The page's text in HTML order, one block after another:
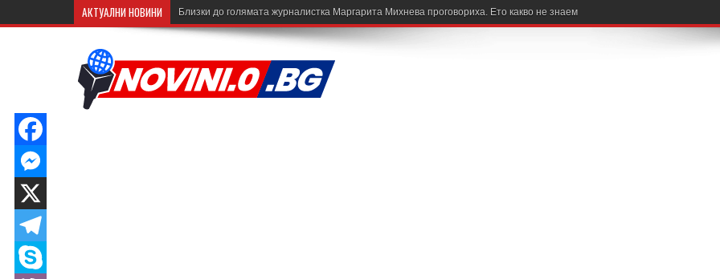
АКТУАЛНИ НОВИНИ Близки до голямата журналистка Маргарита Михнева проговориха. Ето какво не знаем